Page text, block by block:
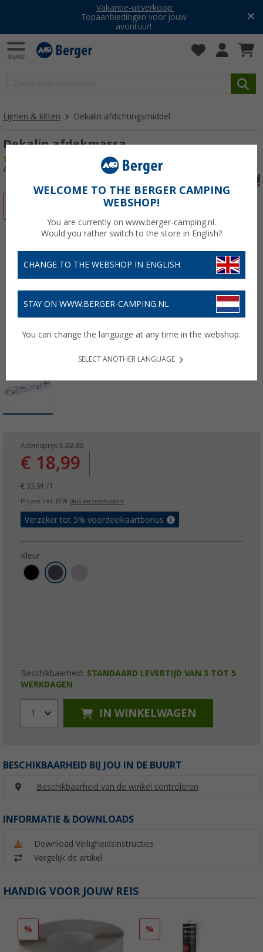
Vakantie-uitverkoop:
Topaanbiedingen voor jouw
avontuur!
Lijmen & kitten Dekalin afdichtingsmiddel
Dekalin afdekmassa
Artikelnr: 262120
Adviesprijs € 22,90
€ 18,99
€ 33,91 / l
Prijzen incl. BTW plus verzendkosten
Verzeker tot 5% voordeelkaartbonus
Kleur
Beschikbaarheid: STANDAARD LEVERTIJD VAN 3 TOT 5
WERKDAGEN
1 IN WINKELWAGEN
BESCHIKBAARHEID BIJ JOU IN DE BUURT
Beschikbaarheid van de winkel controleren
INFORMATIE & DOWNLOADS
Download Veiligheidsinstructies
Vergelijk dit artikel
HANDIG VOOR JOUW REIS
% %
WELCOME TO THE BERGER CAMPING
WEBSHOP!
You are currently on www.berger-camping.nl.
Would you rather switch to the store in English?
CHANGE TO THE WEBSHOP IN ENGLISH
STAY ON WWW.BERGER-CAMPING.NL
You can change the language at any time in the webshop.
SELECT ANOTHER LANGUAGE